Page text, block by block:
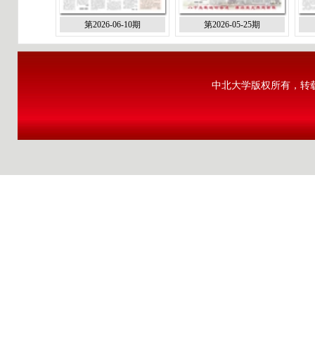
第2026-06-10期 第2026-05-25期
中北大学版权所有，转